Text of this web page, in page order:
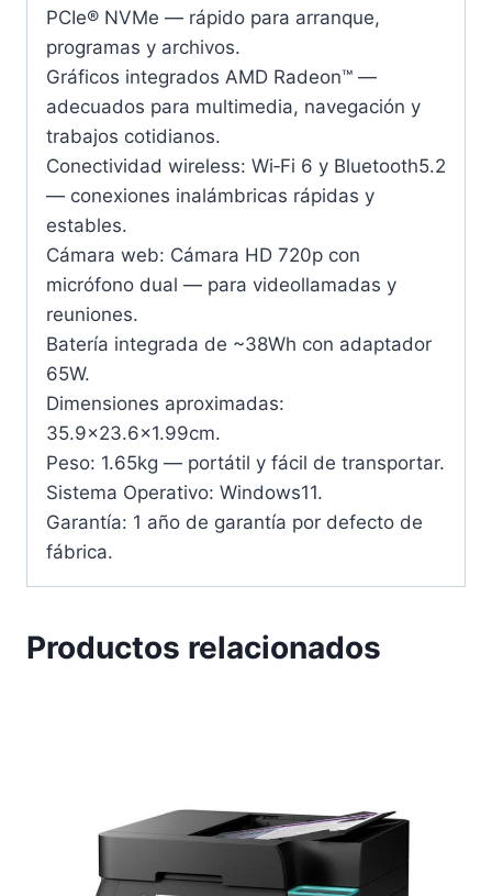
PCIe® NVMe — rápido para arranque,
programas y archivos.
Gráficos integrados AMD Radeon™ —
adecuados para multimedia, navegación y
trabajos cotidianos.
Conectividad wireless: Wi‑Fi 6 y Bluetooth5.2
— conexiones inalámbricas rápidas y
estables.
Cámara web: Cámara HD 720p con
micrófono dual — para videollamadas y
reuniones.
Batería integrada de ~38Wh con adaptador
65W.
Dimensiones aproximadas:
35.9×23.6×1.99cm.
Peso: 1.65kg — portátil y fácil de transportar.
Sistema Operativo: Windows11.
Garantía: 1 año de garantía por defecto de
fábrica.
Productos relacionados